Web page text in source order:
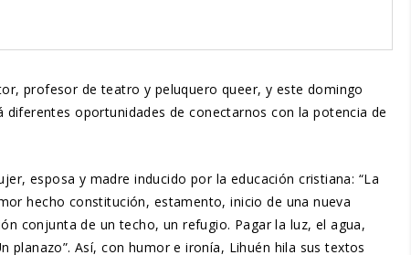
profesor de teatro y peluquero queer, y este domingo
oportunidades de conectarnos con la potencia de
esposa y madre inducido por la educación cristiana: “La
hecho constitución, estamento, inicio de una nueva
conjunta de un techo, un refugio. Pagar la luz, el agua,
Así, con humor e ironía, Lihuén hila sus textos